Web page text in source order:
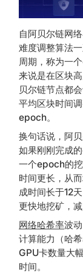
自阿贝尔链网
难度调整算法一
周期，称为一
来说是在区块
贝尔链节点都
平均区块时间
epoch。
换句话说，阿
如果刚刚完成
一个epoch的
时间更长，从
成时间长于12
更快地挖矿，减
网络哈希率波
计算能力（哈
GPU卡数量大
时间。